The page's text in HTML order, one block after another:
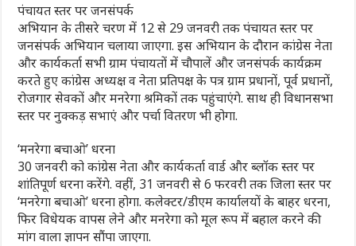
पंचायत स्तर पर जनसंपर्क
अभियान के तीसरे चरण में 12 से 29 जनवरी तक पंचायत स्तर पर
जनसंपर्क अभियान चलाया जाएगा. इस अभियान के दौरान कांग्रेस नेता
और कार्यकर्ता सभी ग्राम पंचायतों में चौपालें और जनसंपर्क कार्यक्रम
करते हुए कांग्रेस अध्यक्ष व नेता प्रतिपक्ष के पत्र ग्राम प्रधानों, पूर्व प्रधानों,
रोजगार सेवकों और मनरेगा श्रमिकों तक पहुंचाएंगे. साथ ही विधानसभा
स्तर पर नुक्कड़ सभाएं और पर्चा वितरण भी होगा.
‘मनरेगा बचाओ’ धरना
30 जनवरी को कांग्रेस नेता और कार्यकर्ता वार्ड और ब्लॉक स्तर पर
शांतिपूर्ण धरना करेंगे. वहीं, 31 जनवरी से 6 फरवरी तक जिला स्तर पर
‘मनरेगा बचाओ’ धरना होगा. कलेक्टर/डीएम कार्यालयों के बाहर धरना,
फिर विधेयक वापस लेने और मनरेगा को मूल रूप में बहाल करने की
मांग वाला ज्ञापन सौंपा जाएगा.